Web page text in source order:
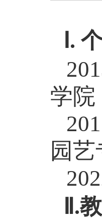
Ⅰ.
201
学院
201
园艺
Ⅱ.